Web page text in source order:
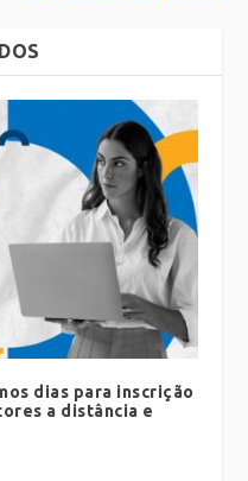
dias para inscrição
a distância e